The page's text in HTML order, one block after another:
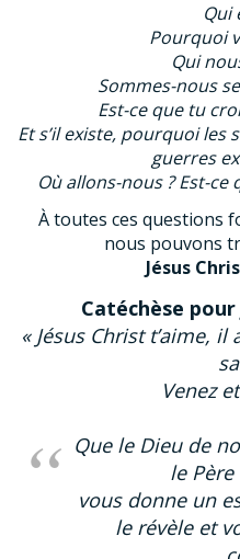
Qui
Pourquoi
Qui
Sommes-nous
Est-ce que tu
Et s’il existe, pourquoi les
guerres
Où allons-nous ? Est-
À toutes ces questions
nous pouvons
Jésus
Catéchèse
« Jésus Christ t’aime,
Venez
Que le Dieu de
le
vous donne un
le révèle et